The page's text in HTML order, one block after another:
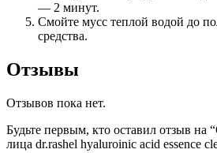
— 2 минут.
Смойте мусс теплой водой до
средства.
Отзывы
Отзывов пока нет.
Будьте первым, кто оставил отзыв
лица dr.rashel hyaluroinic acid essence